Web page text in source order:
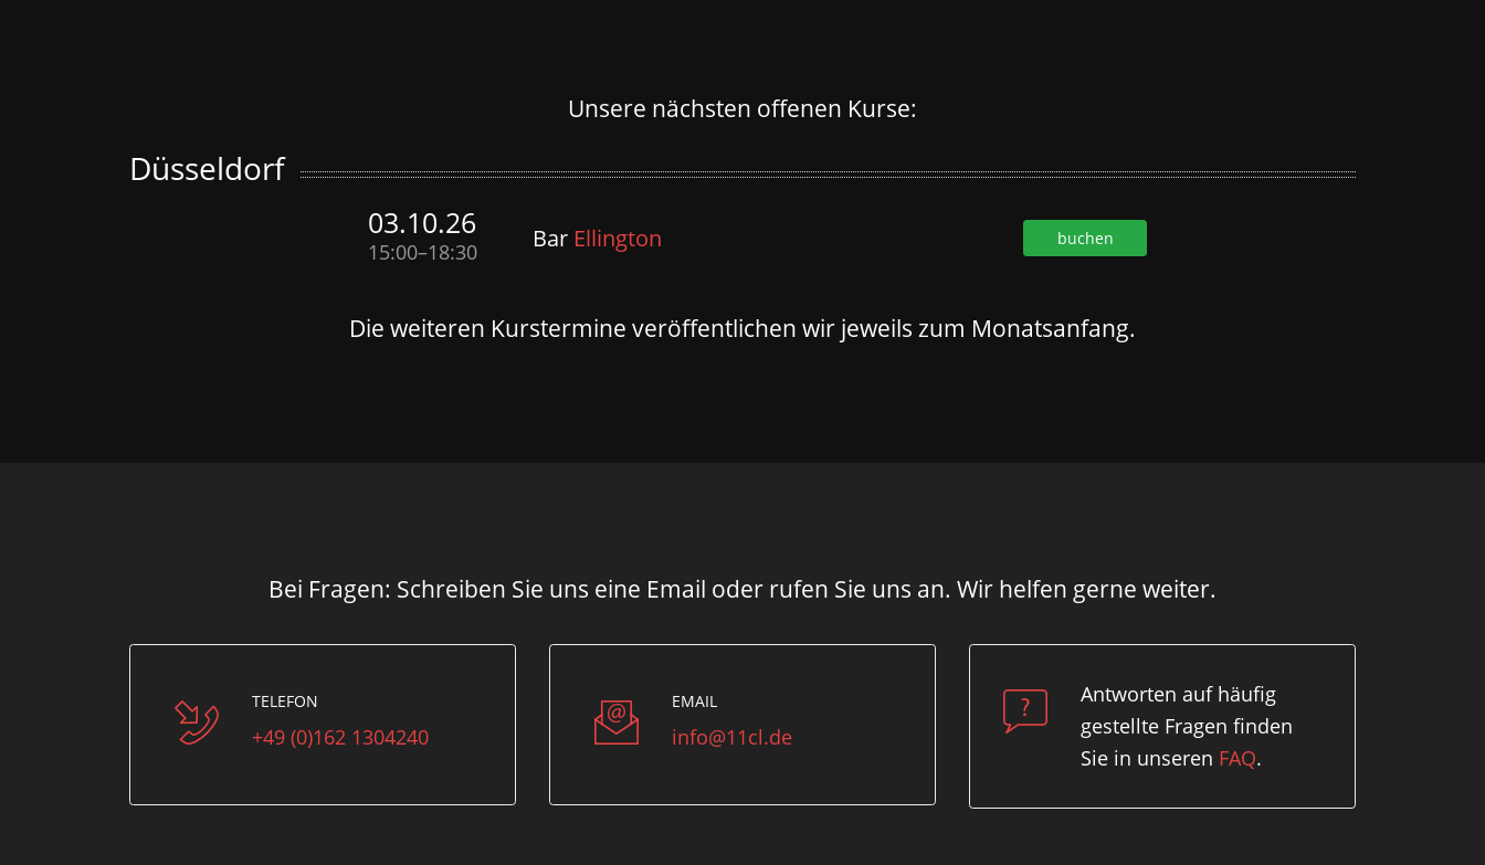
Unsere nächsten offenen Kurse:
Düsseldorf
03.10.26
15:00–18:30 Bar Ellington
Die weiteren Kurstermine veröffentlichen wir jeweils zum Monatsanfang.
Bei Fragen: Schreiben Sie uns eine Email oder rufen Sie uns an. Wir helfen gerne weiter.
TELEFON
+49 (0)162 1304240
EMAIL
info@11cl.de
Antworten auf häufig
gestellte Fragen finden
Sie in unseren FAQ.